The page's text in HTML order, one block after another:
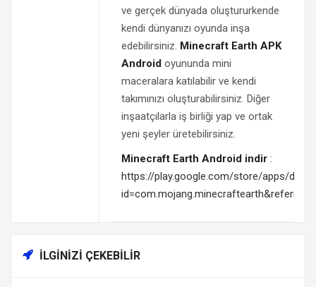
ve gerçek dünyada oluştururkende
kendi dünyanızı oyunda inşa
edebilirsiniz. Minecraft Earth APK
Androidoyununda mini
maceralara katılabilir ve kendi
takımınızı oluşturabilirsiniz. Diğer
inşaatçılarla iş birliği yap ve ortak
yeni şeyler üretebilirsiniz.
Minecraft Earth Android indir:
https://play.google.com/store/apps/
İLGINIZI ÇEKEBILIR